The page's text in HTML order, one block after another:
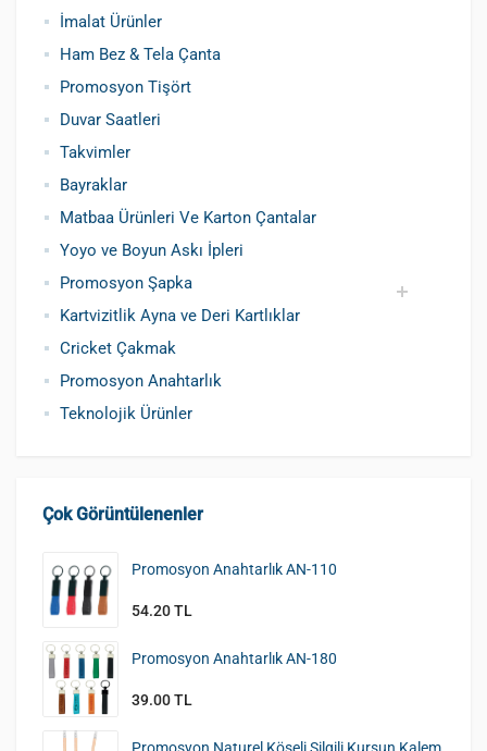
İmalat Ürünler
Ham Bez & Tela Çanta
Promosyon Tişört
Duvar Saatleri
Takvimler
Bayraklar
Matbaa Ürünleri Ve Karton Çantalar
Yoyo ve Boyun Askı İpleri
Promosyon Şapka
Pamuklu Şapka
Polyester Şapka
Baskılı Şapka Toptan
Kartvizitlik Ayna ve Deri Kartlıklar
Cricket Çakmak
Promosyon Anahtarlık
Teknolojik Ürünler
Çok Görüntülenenler
Promosyon Anahtarlık AN-110
54.20 TL
Promosyon Anahtarlık AN-180
39.00 TL
Promosyon Naturel Köşeli Silgili Kurşun Kalem